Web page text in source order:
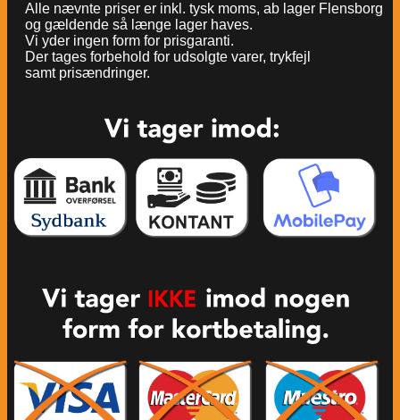
Alle nævnte priser er inkl. tysk moms, ab lager Flensborg
og gældende så længe lager haves.
Vi yder ingen form for prisgaranti.
Der tages forbehold for udsolgte varer, trykfejl
samt prisændringer.